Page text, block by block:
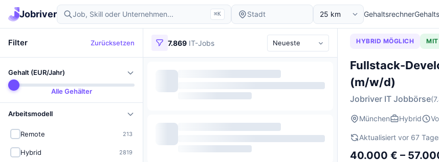
Jobriver ⌘K Gehaltsrechner
Filter Zurücksetzen
Gehalt (EUR/Jahr)
Alle Gehälter
Arbeitsmodell
Remote 213
Hybrid 2819
7.869 IT-Jobs HYBRID MÖGLICH MIT
Fullstack-
(m/w/d)
Jobriver IT Jobbörse
München Hybrid
Aktualisiert vor 67
40.000 € –